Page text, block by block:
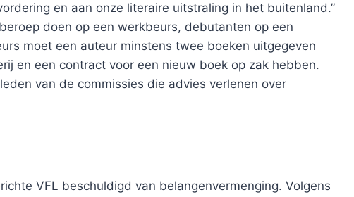
en aan onze literaire uitstraling in het buitenland.”
doen op een werkbeurs, debutanten op een
moet een auteur minstens twee boeken uitgegeven
en een contract voor een nieuw boek op zak hebben.
van de commissies die advies verlenen over
VFL beschuldigd van belangenvermenging. Volgens